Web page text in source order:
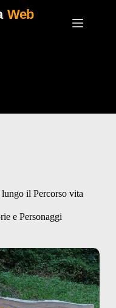
Web
il Percorso vita
e Personaggi